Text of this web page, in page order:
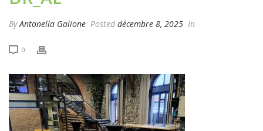
ByAntonella Galione Posted décembre 8, 2025 In
0